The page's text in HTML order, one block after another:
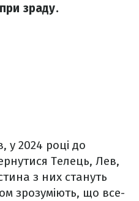
зраду.
у 2024 році до
Телець, Лев,
з них стануть
зрозуміють, що все-